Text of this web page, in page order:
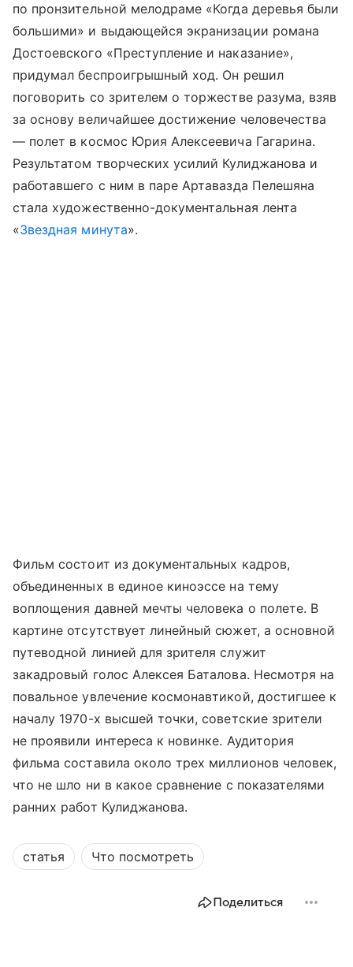
по пронзительной мелодраме «Когда деревья были
большими» и выдающейся экранизации романа
Достоевского «Преступление и наказание»,
придумал беспроигрышный ход. Он решил
поговорить со зрителем о торжестве разума, взяв
за основу величайшее достижение человечества
— полет в космос Юрия Алексеевича Гагарина.
Результатом творческих усилий Кулиджанова и
работавшего с ним в паре Артавазда Пелешяна
стала художественно-документальная лента
«Звездная минута».
Фильм состоит из документальных кадров,
объединенных в единое киноэссе на тему
воплощения давней мечты человека о полете. В
картине отсутствует линейный сюжет, а основной
путеводной линией для зрителя служит
закадровый голос Алексея Баталова. Несмотря на
повальное увлечение космонавтикой, достигшее к
началу 1970-х высшей точки, советские зрители
не проявили интереса к новинке. Аудитория
фильма составила около трех миллионов человек,
что не шло ни в какое сравнение с показателями
ранних работ Кулиджанова.
статья Что посмотреть
Поделиться